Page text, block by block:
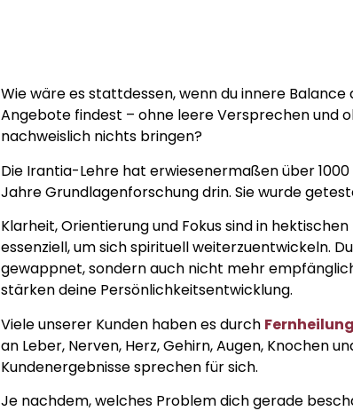
Wie wäre es stattdessen, wenn du innere
Angebote findest – ohne leere Versprechen und
nachweislich nichts bringen?
Die Irantia-Lehre hat erwiesenermaßen über
Jahre Grundlagenforschung drin. Sie wurde
Klarheit, Orientierung und Fokus sind in
essenziell, um sich spirituell weiterzuentwickeln.
gewappnet, sondern auch nicht mehr
stärken deine Persönlichkeitsentwicklung.
Viele unserer Kunden haben es durch Fernheilung
an Leber, Nerven, Herz, Gehirn, Augen, Knochen
Kundenergebnisse sprechen für sich.
Je nachdem, welches Problem dich gerade